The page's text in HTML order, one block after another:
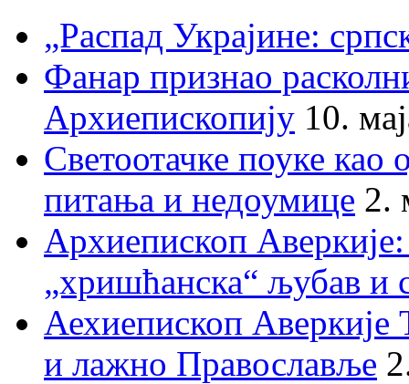
„Распад Украјине:
Фанар признао
Архиепископију 10.
Светоотачке поуке као
питања и недоумице 2.
Архиепископ
„хришћанска“ љубав и
Аехиепископ
и лажно Православље